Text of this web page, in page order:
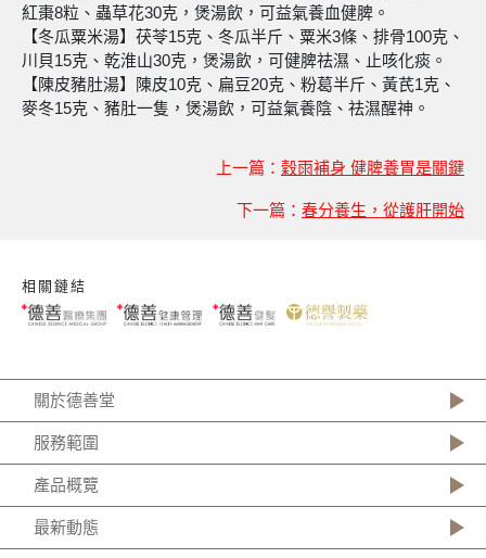
紅棗8粒、蟲草花30克，煲湯飲，可益氣養血健脾。
【冬瓜粟米湯】茯苓15克、冬瓜半斤、粟米3條、排骨100克、
川貝15克、乾淮山30克，煲湯飲，可健脾祛濕、止咳化痰。
【陳皮豬肚湯】陳皮10克、扁豆20克、粉葛半斤、黃芪1克、
麥冬15克、豬肚一隻，煲湯飲，可益氣養陰、祛濕醒神。
上一篇： 穀雨補身 健脾養胃是關鍵
下一篇： 春分養生，從護肝開始
相關鏈結
關於德善堂
服務範圍
產品概覽
最新動態